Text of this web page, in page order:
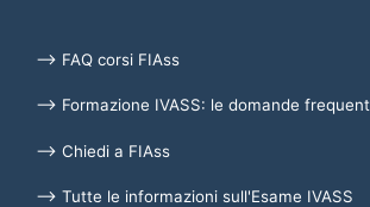
⟶ FAQ corsi FIAss
⟶ Formazione IVASS: le domande
⟶ Chiedi a FIAss
⟶ Tutte le informazioni sull'Esame IVASS